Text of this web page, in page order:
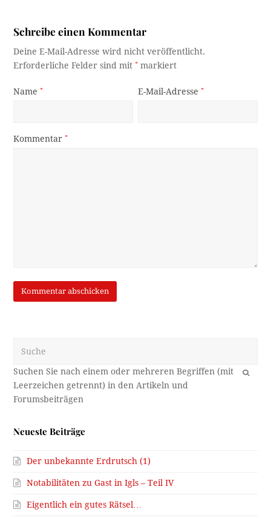
Schreibe einen Kommentar
Deine E-Mail-Adresse wird nicht veröffentlicht.
Erforderliche Felder sind mit* markiert
Name* E-Mail-Adresse*
Kommentar*
OK
Neueste Beiträge
Der unbekannte Erdrutsch (1)
Notabilitäten zu Gast in Igls – Teil IV
Eigentlich ein gutes Rätsel…